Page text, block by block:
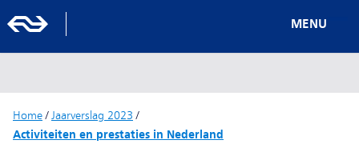
MENU
Home/ Jaarverslag 2023 /
Activiteiten en prestaties in Nederland